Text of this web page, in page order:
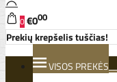
0€000
Prekių krepšelis tuščias!
VISOS PREKĖS